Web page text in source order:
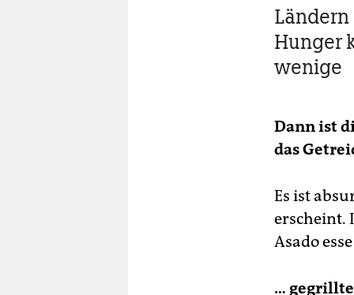
Hunger
wenige
Dann ist
das
Es ist
erscheint.
Asado
…